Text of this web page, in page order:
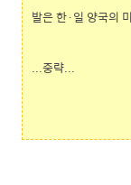
발은 한·일 양국의
...중략...